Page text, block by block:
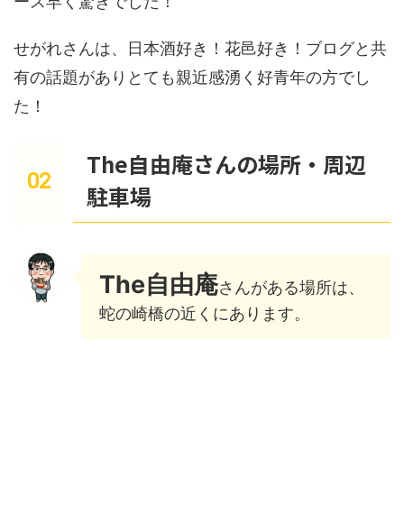
せがれさんは、日本酒好き！花邑好き！ブログと共
有の話題がありとても親近感湧く好青年の方でし
た！
The自由庵さんの場所・周辺
駐車場
The自由庵さんがある場所は、
蛇の崎橋の近くにあります。